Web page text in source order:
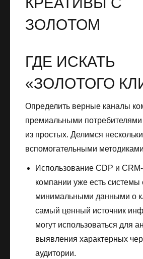
ГДЕ ИСКАТЬ
«ЗОЛОТОГО
Определить верные каналы
премиальными
из простых. Делимся
вспомогательными
Использование CDP и
компании уже есть системы
минимальными данными о
самый ценный источник
могут использоваться для
выявления характерных
аудитории.